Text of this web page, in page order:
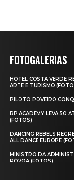
FOTOGALERIAS
HOTEL COSTA VERDE
ARTE E TURISMO
PILOTO POVEIRO
RP ACADEMY LEVA 50
(FOTOS)
DANCING REBELS
ALL DANCE EUROPE
MINISTRO DA
PÓVOA (FOTOS)